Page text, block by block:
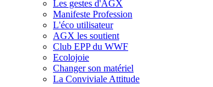
Les gestes d'AGX
Manifeste Profession
L'éco utilisateur
AGX les soutient
Club EPP du WWF
Ecolojoie
Changer son matériel
La Conviviale Attitude